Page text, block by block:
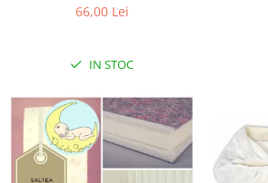
66,00 Lei
IN STOC